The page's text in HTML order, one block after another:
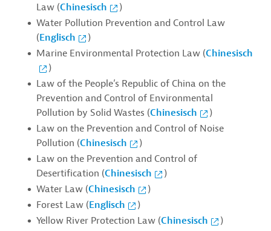
Law (Chinesisch
)
Water Pollution Prevention and Control Law
(Englisch
)
Marine Environmental Protection Law (Chinesisch
)
Law of the People’s Republic of China on the
Prevention and Control of Environmental
Pollution by Solid Wastes (Chinesisch
)
Law on the Prevention and Control of Noise
Pollution (Chinesisch
)
Law on the Prevention and Control of
Desertification (Chinesisch
)
Water Law (Chinesisch
)
Forest Law (Englisch
)
Yellow River Protection Law (Chinesisch )